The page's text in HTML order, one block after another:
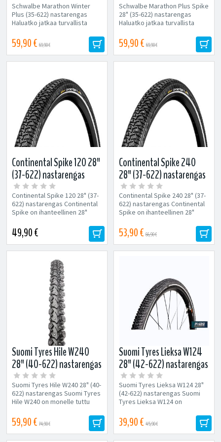
Schwalbe Marathon Winter
Plus (35-622) nastarengas
Haluatko jatkaa turvallista
59,90 € 69,90 €
Schwalbe Marathon Plus Spike
28" (35-622) nastarengas
Haluatko jatkaa turvallista
59,90 € 69,90 €
Continental Spike 120 28"
(37-622) nastarengas
Continental Spike 120 28" (37-
622) nastarengas Continental
Spike on ihanteellinen 28"
Koko...
49,90 €
Continental Spike 240
28" (37-622) nastarengas
Continental Spike 240 28" (37-
622) nastarengas Continental
Spike on ihanteellinen 28"
Koko:...
53,90 € 66,90 €
Suomi Tyres Hile W240
28" (40-622) nastarengas
Suomi Tyres Hile W240 28" (40-
622) nastarengas Suomi Tyres
Hile W240 on monelle tuttu
rakenne...
59,90 € 74,90 €
Suomi Tyres Lieksa W124
28" (42-622) nastarengas
Suomi Tyres Lieksa W124 28"
(42-622) nastarengas Suomi
Tyres Lieksa W124 on
nastarengas....
39,90 € 45,90 €